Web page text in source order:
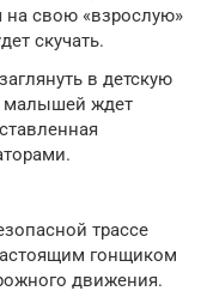
на свою «взрослую»
скучать.
в детскую
малышей ждет
трассе
гонщиком
движения.